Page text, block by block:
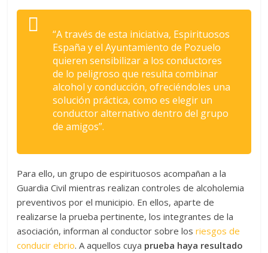
“A través de esta iniciativa, Espirituosos
España y el Ayuntamiento de Pozuelo
quieren sensibilizar a los conductores
de lo peligroso que resulta combinar
alcohol y conducción, ofreciéndoles una
solución práctica, como es elegir un
conductor alternativo dentro del grupo
de amigos”.
Para ello, un grupo de espirituosos acompañan a la
Guardia Civil mientras realizan controles de alcoholemia
preventivos por el municipio. En ellos, aparte de
realizarse la prueba pertinente, los integrantes de la
asociación, informan al conductor sobre losriesgos de
conducir ebrio. A aquellos cuya prueba haya resultado